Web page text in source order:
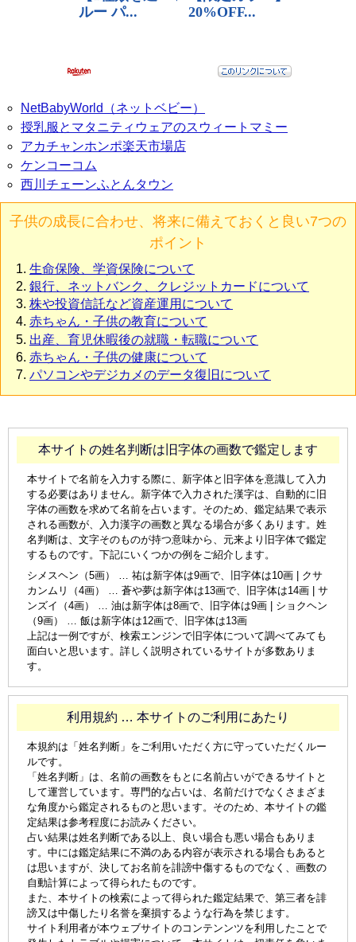
NetBabyWorld（ネットベビー）
授乳服とマタニティウェアのスウィートマミー
アカチャンホンポ楽天市場店
ケンコーコム
西川チェーンふとんタウン
子供の成長に合わせ、将来に備えておくと良い7つの
ポイント
生命保険、学資保険について
銀行、ネットバンク、クレジットカードについて
株や投資信託など資産運用について
赤ちゃん・子供の教育について
出産、育児休暇後の就職・転職について
赤ちゃん・子供の健康について
パソコンやデジカメのデータ復旧について
本サイトの姓名判断は旧字体の画数で鑑定します
本サイトで名前を入力する際に、新字体と旧字体を意識して入力
する必要はありません。新字体で入力された漢字は、自動的に旧
字体の画数を求めて名前を占います。そのため、鑑定結果で表示
される画数が、入力漢字の画数と異なる場合が多くあります。姓
名判断は、文字そのものが持つ意味から、元来より旧字体で鑑定
するものです。下記にいくつかの例をご紹介します。
シメスヘン（5画） … 祐は新字体は9画で、旧字体は10画 | クサ
カンムリ（4画） … 蒼や夢は新字体は13画で、旧字体は14画 | サ
ンズイ（4画） … 油は新字体は8画で、旧字体は9画 | ショクヘン
（9画） … 飯は新字体は12画で、旧字体は13画
上記は一例ですが、検索エンジンで旧字体について調べてみても
面白いと思います。詳しく説明されているサイトが多数ありま
す。
利用規約 … 本サイトのご利用にあたり
本規約は「姓名判断」をご利用いただく方に守っていただくルー
ルです。
「姓名判断」は、名前の画数をもとに名前占いができるサイトと
して運営しています。専門的な占いは、名前だけでなくさまざま
な角度から鑑定されるものと思います。そのため、本サイトの鑑
定結果は参考程度にお読みください。
占い結果は姓名判断である以上、良い場合も悪い場合もありま
す。中には鑑定結果に不満のある内容が表示される場合もあると
は思いますが、決してお名前を誹謗中傷するものでなく、画数の
自動計算によって得られたものです。
また、本サイトの検索によって得られた鑑定結果で、第三者を誹
謗又は中傷したり名誉を棄損するような行為を禁じます。
サイト利用者が本ウェブサイトのコンテンンツを利用したことで